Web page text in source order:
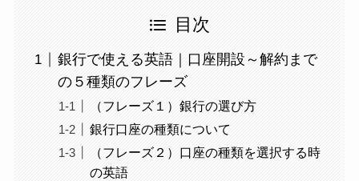
目次
銀行で使える英語｜口座開設～解約まで
の５種類のフレーズ
（フレーズ１）銀行の選び方
銀行口座の種類について
（フレーズ２）口座の種類を選択する時
の英語